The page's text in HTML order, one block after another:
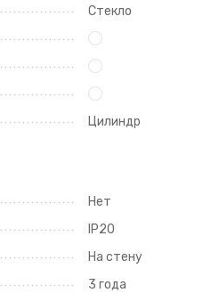
Стекло
Цилиндр
Нет
IP20
На стену
3 года